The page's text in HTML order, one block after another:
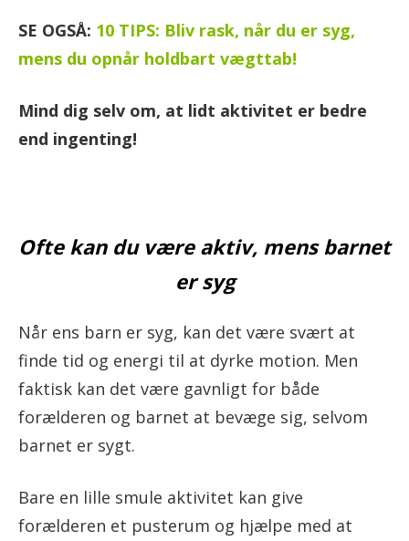
SE OGSÅ: 10 TIPS: Bliv rask, når du er syg,
mens du opnår holdbart vægttab!
Mind dig selv om, at lidt aktivitet er bedre
end ingenting!
Ofte kan du være aktiv, mens barnet
er syg
Når ens barn er syg, kan det være svært at
finde tid og energi til at dyrke motion. Men
faktisk kan det være gavnligt for både
forælderen og barnet at bevæge sig, selvom
barnet er sygt.
Bare en lille smule aktivitet kan give
forælderen et pusterum og hjælpe med at